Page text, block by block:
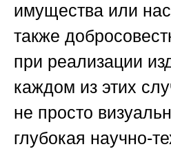
имущества или
также
при реализации
каждом из этих
не просто
глубокая научно-